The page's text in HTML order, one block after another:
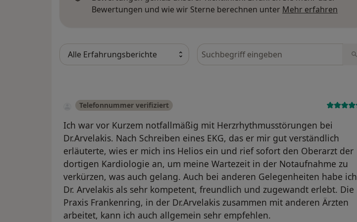
Bewertungen und wie wir Sterne berechnen unter Mehr erfahren
Bewertungen durchsuchen
Telefonnummer verifiziert
Ich war vor Kurzem notfallmäßig mit Herzrhythmusstörungen bei
Dr.Arvelakis. Nach Schreiben eines EKG, das er mir gut verständlich
erläuterte, wies er mich ins Helios ein und rief sofort den Oberarzt der
dortigen Kardiologie an, um meine Wartezeit in der Notaufnahme zu
verkürzen, was auch gelang. Auch bei anderen Gelegenheiten habe ich
Dr. Arvelakis als sehr kompetent, freundlich und zugewandt erlebt. Die
Praxis Frankenring, in der Dr.Arvelakis zusammen mit anderen Ärzten
arbeitet, kann ich auch allgemein sehr empfehlen.